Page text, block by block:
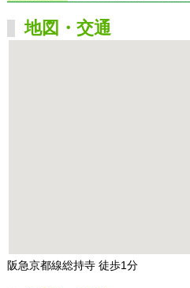
地図・交通
阪急京都線総持寺 徒歩1分